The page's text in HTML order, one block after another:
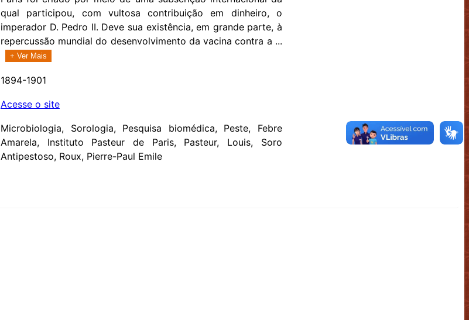
qual participou, com vultosa contribuição em dinheiro, o
imperador D. Pedro II. Deve sua existência, em grande parte, à
repercussão mundial do desenvolvimento da vacina contra a ...
+ Ver Mais
1894-1901
Acesse o site
Microbiologia, Sorologia, Pesquisa biomédica, Peste, Febre
Amarela, Instituto Pasteur de Paris, Pasteur, Louis, Soro
Antipestoso, Roux, Pierre-Paul Emile